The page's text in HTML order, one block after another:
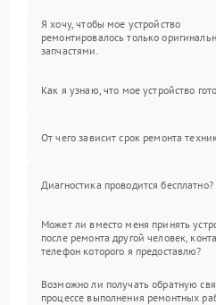
Я хочу, чтобы мое устройство
ремонтировалось только
запчастями.
Как я узнаю, что мое устройство
От чего зависит срок ремонта
Диагностика проводится бесплатно?
Может ли вместо меня принять
после ремонта другой человек,
телефон которого я предоставлю?
Возможно ли получать обратную
процессе выполнения ремонтных